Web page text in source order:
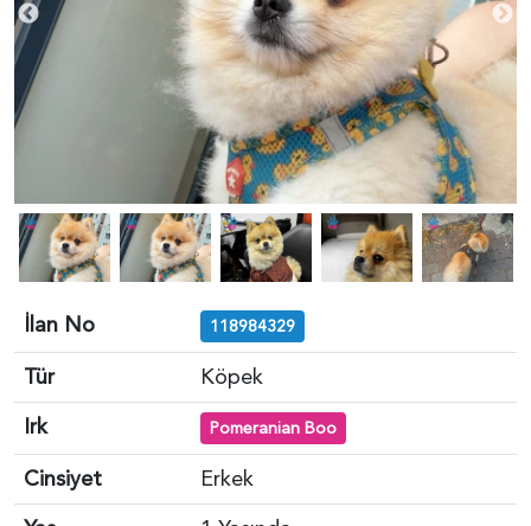
İlan No 118984329
Tür
Köpek
Irk
Pomeranian Boo
Cinsiyet
Erkek